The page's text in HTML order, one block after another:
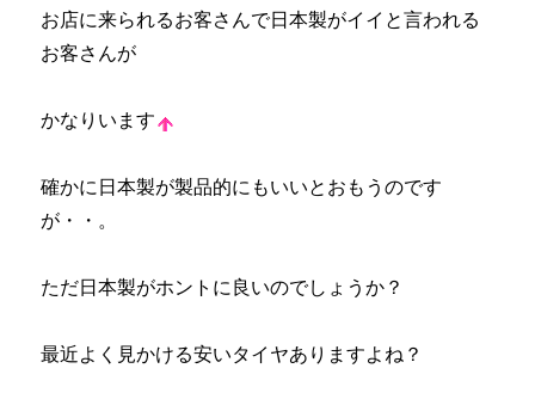
お店に来られるお客さんで日本製がイイと言われる
お客さんが
かなりいます
確かに日本製が製品的にもいいとおもうのです
が・・。
ただ日本製がホントに良いのでしょうか？
最近よく見かける安いタイヤありますよね？